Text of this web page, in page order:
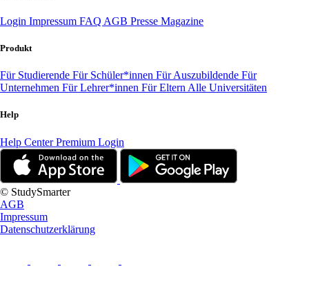
Login Impressum FAQ AGB Presse Magazine
Produkt
Für Studierende Für Schüler*innen Für Auszubildende Für
Unternehmen Für Lehrer*innen Für Eltern Alle Universitäten
Help
Help CenterPremium Login
© StudySmarter
AGB
Impressum
Datenschutzerklärung